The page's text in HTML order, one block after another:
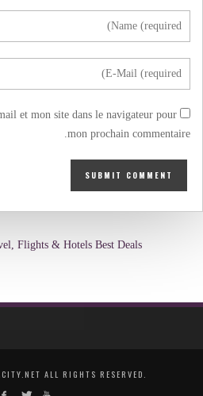
et mon site dans le navigateur pour
mon prochain commentaire.
Flights & Hotels Best Deals
ALL RIGHTS RESERVED.